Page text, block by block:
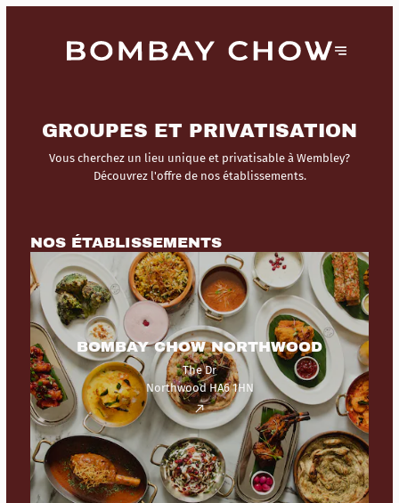
GROUPES ET PRIVATISATION
Vous cherchez un lieu unique et privatisable à Wembley?
Découvrez l'offre de nos établissements.
NOS ÉTABLISSEMENTS
BOMBAY CHOW NORTHWOOD
The Dr
Northwood HA6 1HN